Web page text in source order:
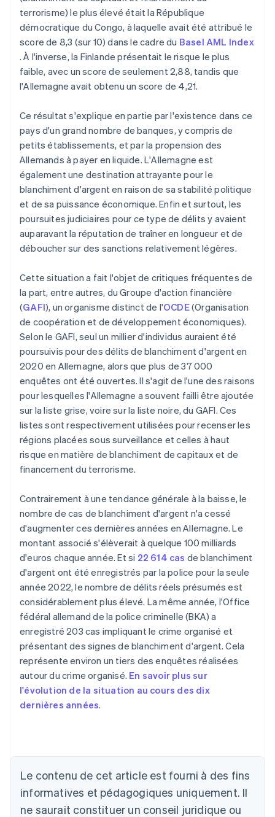
terrorisme) le plus élevé était la République
démocratique du Congo, à laquelle avait été attribué le
score de 8,3 (sur 10) dans le cadre du Basel AML Index
. À l'inverse, la Finlande présentait le risque le plus
faible, avec un score de seulement 2,88, tandis que
l'Allemagne avait obtenu un score de 4,21.
Ce résultat s'explique en partie par l'existence dans ce
pays d'un grand nombre de banques, y compris de
petits établissements, et par la propension des
Allemands à payer en liquide. L'Allemagne est
également une destination attrayante pour le
blanchiment d'argent en raison de sa stabilité politique
et de sa puissance économique. Enfin et surtout, les
poursuites judiciaires pour ce type de délits y avaient
auparavant la réputation de traîner en longueur et de
déboucher sur des sanctions relativement légères.
Cette situation a fait l'objet de critiques fréquentes de
la part, entre autres, du Groupe d'action financière
(GAFI), un organisme distinct de l'OCDE(Organisation
de coopération et de développement économiques).
Selon le GAFI, seul un millier d'individus auraient été
poursuivis pour des délits de blanchiment d'argent en
2020 en Allemagne, alors que plus de 37 000
enquêtes ont été ouvertes. Il s'agit de l'une des raisons
pour lesquelles l'Allemagne a souvent failli être ajoutée
sur la liste grise, voire sur la liste noire, du GAFI. Ces
listes sont respectivement utilisées pour recenser les
régions placées sous surveillance et celles à haut
risque en matière de blanchiment de capitaux et de
financement du terrorisme.
Contrairement à une tendance générale à la baisse, le
nombre de cas de blanchiment d'argent n'a cessé
d'augmenter ces dernières années en Allemagne. Le
montant associé s'élèverait à quelque 100 milliards
d'euros chaque année. Et si 22 614 cas de blanchiment
d'argent ont été enregistrés par la police pour la seule
année 2022, le nombre de délits réels présumés est
considérablement plus élevé. La même année, l'Office
fédéral allemand de la police criminelle (BKA) a
enregistré 203 cas impliquant le crime organisé et
présentant des signes de blanchiment d'argent. Cela
représente environ un tiers des enquêtes réalisées
autour du crime organisé. En savoir plus sur
l'évolution de la situation au cours des dix
dernières années.
Le contenu de cet article est fourni à des fins
informatives et pédagogiques uniquement. Il
ne saurait constituer un conseil juridique ou
DeutschEnglish
Australie
English
Autriche
DeutschEnglish